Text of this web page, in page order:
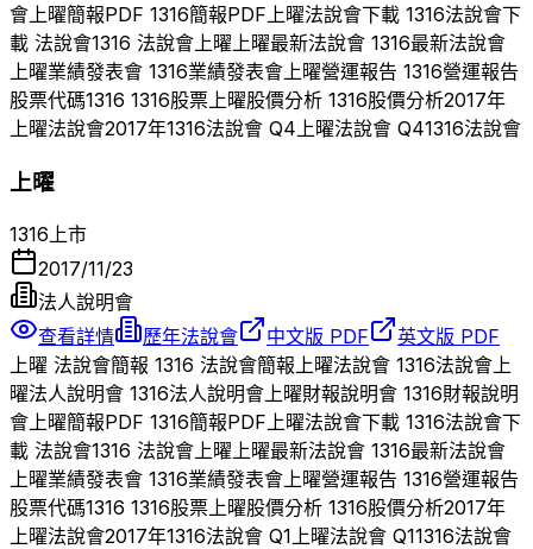
會上曜簡報PDF 1316簡報PDF上曜法說會下載 1316法說會下
載 法說會1316 法說會上曜上曜最新法說會 1316最新法說會
上曜業績發表會 1316業績發表會上曜營運報告 1316營運報告
股票代碼1316 1316股票上曜股價分析 1316股價分析2017年
上曜法說會2017年1316法說會 Q4上曜法說會 Q41316法說會
上曜
1316 上市
2017/11/23
法人說明會
查看詳情
歷年法說會 中文版 PDF
英文版 PDF
上曜 法說會簡報 1316 法說會簡報 上曜法說會 1316法說會 上
曜法人說明會 1316法人說明會 上曜財報說明會 1316財報說明
會 上曜簡報PDF 1316簡報PDF 上曜法說會下載 1316法說會下
載 法說會1316 法說會 上曜 上曜最新法說會 1316最新法說會
上曜業績發表會 1316業績發表會 上曜營運報告 1316營運報告
股票代碼1316 1316股票 上曜股價分析 1316股價分析2017年
上曜法說會2017年1316法說會 Q1 上曜法說會 Q11316法說會